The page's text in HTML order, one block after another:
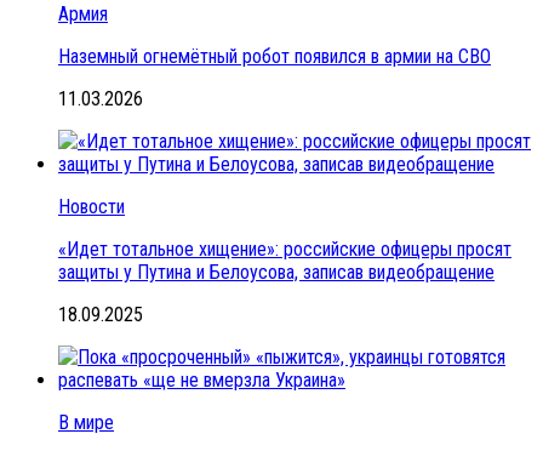
Армия
Наземный огнемётный робот появился в армии на СВО
11.03.2026
Новости
«Идет тотальное хищение»: российские офицеры просят
защиты у Путина и Белоусова, записав видеобращение
18.09.2025
В мире